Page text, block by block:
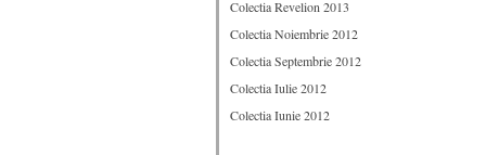
Colectia Revelion 2013
Colectia Noiembrie 2012
Colectia Septembrie 2012
Colectia Iulie 2012
Colectia Iunie 2012